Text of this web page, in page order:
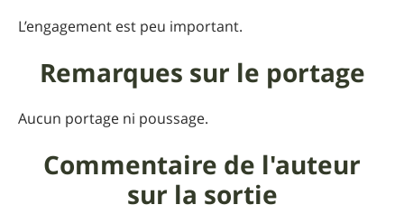
L’engagement est peu important.
Remarques sur le portage
Aucun portage ni poussage.
Commentaire de l'auteur
sur la sortie